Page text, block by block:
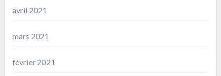
avril 2021
mars 2021
février 2021